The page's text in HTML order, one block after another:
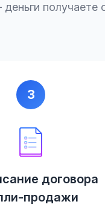
получаете
3
договора
продажи